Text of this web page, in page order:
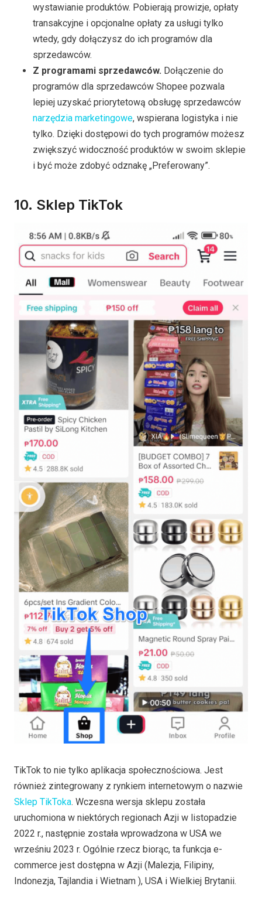
wystawianie produktów. Pobierają prowizje, opłaty
transakcyjne i opcjonalne opłaty za usługi tylko
wtedy, gdy dołączysz do ich programów dla
sprzedawców.
Z programami sprzedawców. Dołączenie do
programów dla sprzedawców Shopee pozwala
lepiej uzyskać priorytetową obsługę sprzedawców
narzędzia marketingowe, wspierana logistyka i nie
tylko. Dzięki dostępowi do tych programów możesz
zwiększyć widoczność produktów w swoim sklepie
i być może zdobyć odznakę „Preferowany”.
10. Sklep TikTok
TikTok to nie tylko aplikacja społecznościowa. Jest
również zintegrowany z rynkiem internetowym o nazwie
Sklep TikToka. Wczesna wersja sklepu została
uruchomiona w niektórych regionach Azji w listopadzie
2022 r., następnie została wprowadzona w USA we
wrześniu 2023 r. Ogólnie rzecz biorąc, ta funkcja e-
commerce jest dostępna w Azji (Malezja, Filipiny,
Indonezja, Tajlandia i Wietnam ), USA i Wielkiej Brytanii.